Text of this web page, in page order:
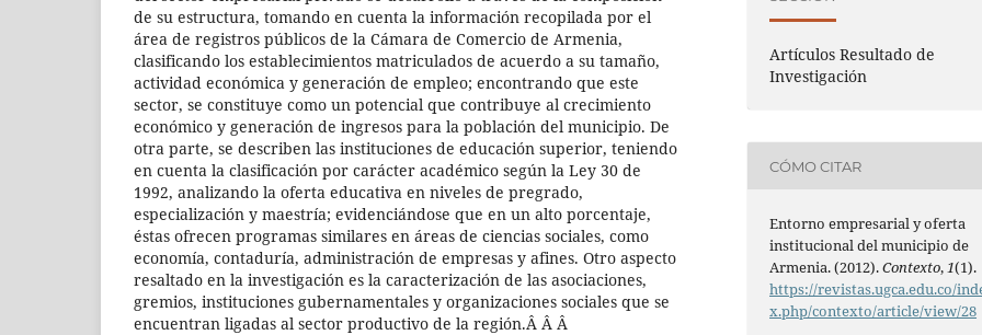
de su estructura, tomando en cuenta la información recopilada por el
área de registros públicos de la Cámara de Comercio de Armenia,
clasificando los establecimientos matriculados de acuerdo a su tamaño,
actividad económica y generación de empleo; encontrando que este
sector, se constituye como un potencial que contribuye al crecimiento
económico y generación de ingresos para la población del municipio. De
otra parte, se describen las instituciones de educación superior, teniendo
en cuenta la clasificación por carácter académico según la Ley 30 de
1992, analizando la oferta educativa en niveles de pregrado,
especialización y maestría; evidenciándose que en un alto porcentaje,
éstas ofrecen programas similares en áreas de ciencias sociales, como
economía, contaduría, administración de empresas y afines. Otro aspecto
resaltado en la investigación es la caracterización de las asociaciones,
gremios, instituciones gubernamentales y organizaciones sociales que se
encuentran ligadas al sector productivo de la región.Â Â Â
Artículos Resultado de
Investigación
CÓMO CITAR
Entorno empresarial y oferta
institucional del municipio de
Armenia. (2012).Contexto, 1(1).
https://revistas.ugca.edu.co/
x.php/contexto/article/view/28